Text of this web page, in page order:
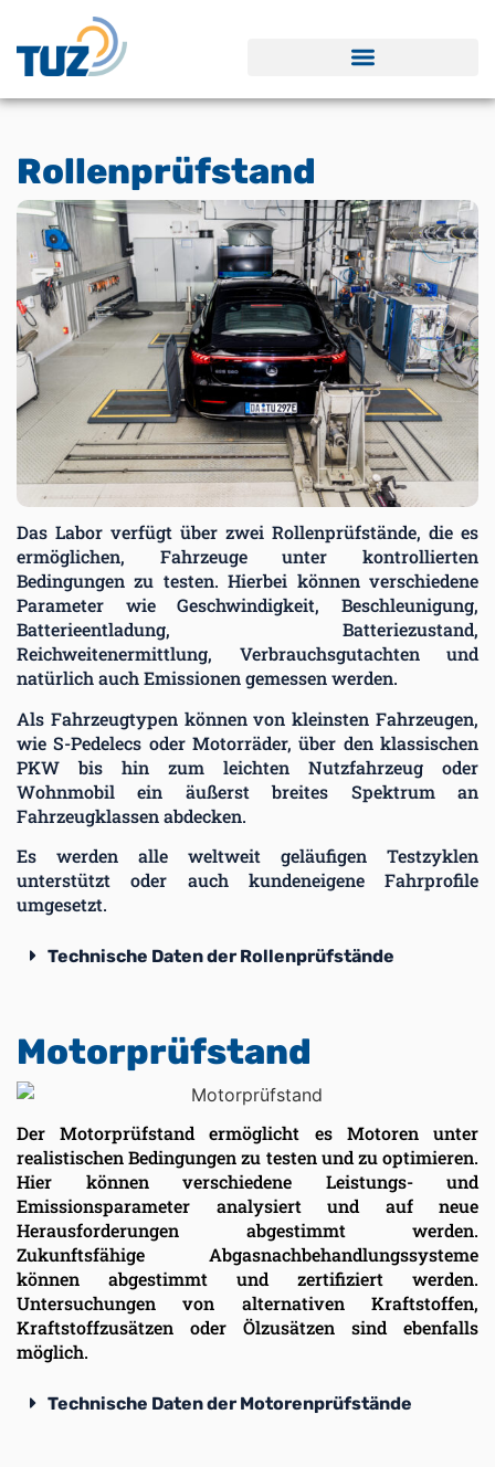
Rollenprüfstand
Das Labor verfügt über zwei Rollenprüfstände, die es
ermöglichen, Fahrzeuge unter kontrollierten
Bedingungen zu testen. Hierbei können verschiedene
Parameter wie Geschwindigkeit, Beschleunigung,
Batterieentladung, Batteriezustand,
Reichweitenermittlung, Verbrauchsgutachten und
natürlich auch Emissionen gemessen werden.
Als Fahrzeugtypen können von kleinsten Fahrzeugen,
wie S-Pedelecs oder Motorräder, über den klassischen
PKW bis hin zum leichten Nutzfahrzeug oder
Wohnmobil ein äußerst breites Spektrum an
Fahrzeugklassen abdecken.
Es werden alle weltweit geläufigen Testzyklen
unterstützt oder auch kundeneigene Fahrprofile
umgesetzt.
Technische Daten der Rollenprüfstände
Motorprüfstand
Der Motorprüfstand ermöglicht es Motoren unter
realistischen Bedingungen zu testen und zu optimieren.
Hier können verschiedene Leistungs- und
Emissionsparameter analysiert und auf neue
Herausforderungen abgestimmt werden.
Zukunftsfähige Abgasnachbehandlungssysteme
können abgestimmt und zertifiziert werden.
Untersuchungen von alternativen Kraftstoffen,
Kraftstoffzusätzen oder Ölzusätzen sind ebenfalls
möglich.
Technische Daten der Motorenprüfstände